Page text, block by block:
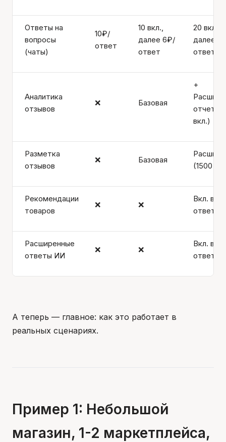
Ответы на
вопросы
(чаты)
10₽/
ответ
10 вкл.,
далее 6₽/
ответ
20 вкл.,
далее
ответ
Аналитика
отзывов
❌ Базовая
+
отчеты
вкл.)
Разметка
отзывов
❌ Базовая
(1500
Рекомендации
товаров
❌ ❌
Вкл. в
ответов
Расширенные
ответы ИИ
❌ ❌
Вкл. в
ответов
А теперь — главное: как это работает в
реальных сценариях.
Пример 1: Небольшой
магазин, 1-2 маркетплейса,